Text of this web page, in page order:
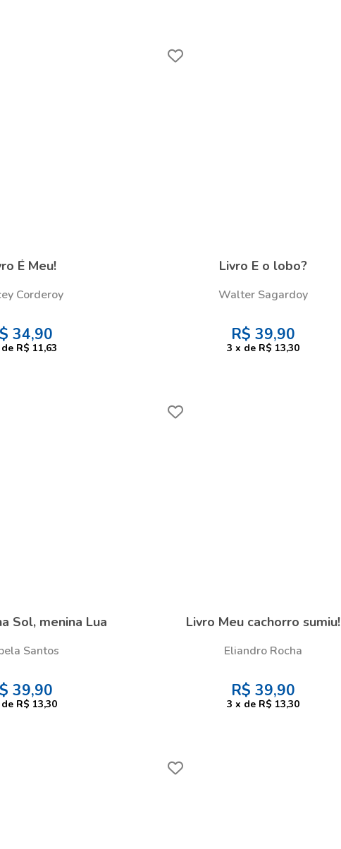
É Meu!
Corderoy
34,90
de R$ 11,63
Livro E o lobo?
Walter Sagardoy
R$ 39,90
3 x de R$ 13,30
Sol, menina Lua
Santos
39,90
de R$ 13,30
Livro Meu cachorro sumiu!
Eliandro Rocha
R$ 39,90
3 x de R$ 13,30